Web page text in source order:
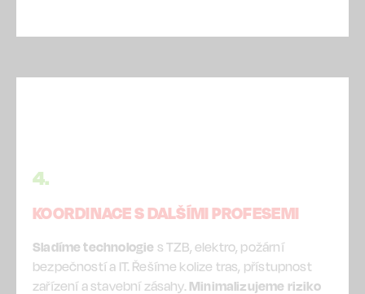
4.
KOORDINACE S DALŠÍMI PROFESEMI
Sladíme technologie s TZB, elektro, požární
bezpečností a IT. Řešíme kolize tras, přístupnost
zařízení a stavební zásahy. Minimalizujeme riziko